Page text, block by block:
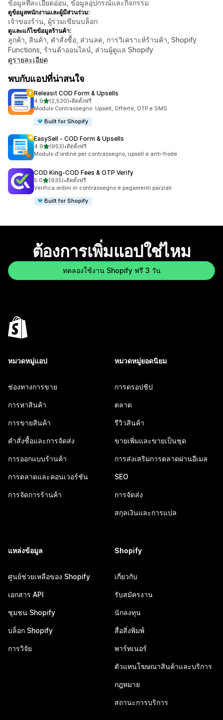
ข้อมูลที่ละเอียดอ่อน, ข้อมูลอุปกรณ์และกิจกรรม
ดูข้อมูลพนักงานและผู้มีส่วนร่วม:
เจ้าของร้าน, ผู้ร่วมเขียนบล็อก
ดูและแก้ไขข้อมูลร้านค้า:
ลูกค้า, สินค้า, คำสั่งซื้อ, ส่วนลด, การวิเคราะห์ร้านค้า, Shopify
Functions, ร้านค้าออนไลน์, ส่วนผู้ดูแล Shopify
ดูรายละเอียด
พบกับแอปที่น่าสนใจ
Releasit COD Form & Upsells
4.9เต็ม 5 ดาว
(2,530)
ทั้งหมด 2530 รีวิว
•ติดตั้งฟรี
Modulo Contrassegno: Upsell, Offerte, OTP e SMS
Built for Shopify
EasySell ‑ COD Form & Upsells
4.9เต็ม 5 ดาว
(953)
ทั้งหมด 953 รีวิว
•ติดตั้งฟรี
Modulo d'ordine per contrassegno, upsell e anti-frode
COD King‑COD Fees & OTP Verify
5.0เต็ม 5 ดาว
(935)
ทั้งหมด 935 รีวิว
•ติดตั้งฟรี
Verifica ordini in contrassegno e pagamenti parziali
Built for Shopify
ต้องการเพิ่มแอปใช่ไหม
ทดลองใช้งาน Shopify ฟรี 3 วัน
หมวดหมู่แอป
ช่องทางการขาย
การหาสินค้า
การขายสินค้า
คำสั่งซื้อและการจัดส่ง
การออกแบบร้านค้า
การตลาดและคอนเวอร์ชัน
การจัดการร้านค้า
หมวดหมู่ยอดนิยม
การดรอปชิป
ตลาด
รีวิวสินค้า
ขายเพิ่มและขายเป็นชุด
การส่งเสริมการตลาดผ่านอีเมล
SEO
การจัดส่ง
สกุลเงินและการแปล
แหล่งข้อมูล
ศูนย์ช่วยเหลือของ Shopify
เอกสาร API
ชุมชน Shopify
บล็อก Shopify
การวิจัย
Shopify
เกี่ยวกับ
รับสมัครงาน
นักลงทุน
สื่อสิ่งพิมพ์
พาร์ทเนอร์
ตัวแทนโฆษณาสินค้าและบริการ
กฎหมาย
สถานะการบริการ